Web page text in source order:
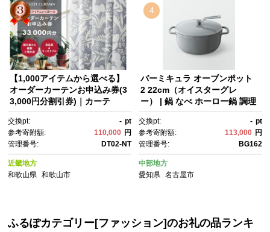
ーブ マットレス 】
【1,000アイテムから選べる】
オーダーカーテンお申込み券(3
3,000円分割引券)｜カーテ
ト インテリア カーテン オーダ
ーメイド 窓装飾 人気 おすす
め カーテン生地 遮光 防音 採
寸 リビング 寝室 送料無料
交換pt: - pt
参考寄附額:
110,000 円
管理番号:
DT02-NT
近畿地方
和歌山県
和歌山市
4
バーミキュラ オーブンポット
2 22cm（オイスターグレ
ー） | 鍋 なべ ホーロー鍋 調理
AR ガス火 ガス IH IH対応 エナ
メル加工 高級感 おしゃれ 無水
調理 煮込み 蒸し 焼き 長持
ち ギフト プレゼント 人気 おす
すめ 送料無料
交換pt: - pt
参考寄附額:
113,000 円
管理番号:
BG162
中部地方
愛知県
名古屋市
ふるぽカテゴリー[ファッション]のお礼の品ランキ